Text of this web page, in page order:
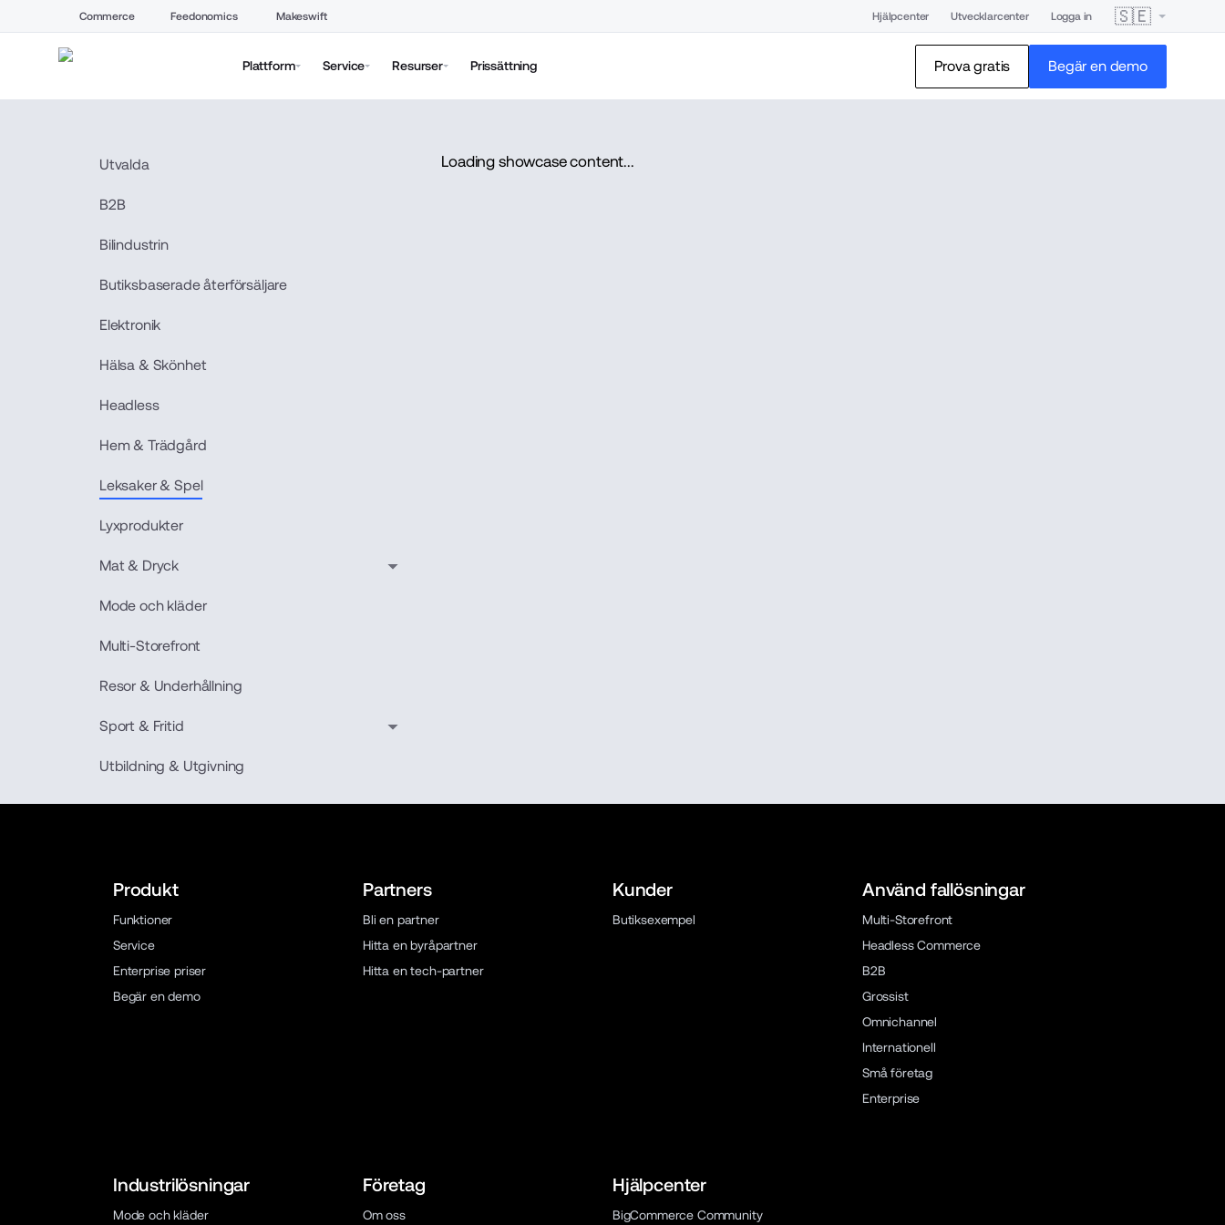
Commerce Feedonomics Makeswift Hjälpcenter Utvecklarcenter Logga in 🇸🇪
Plattform Service Resurser Prissättning Prova gratis Begär en demo
Utvalda
B2B
Bilindustrin
Butiksbaserade återförsäljare
Elektronik
Hälsa & Skönhet
Headless
Hem & Trädgård
Leksaker & Spel
Lyxprodukter
Mat & Dryck
Mode och kläder
Multi-Storefront
Resor & Underhållning
Sport & Fritid
Utbildning & Utgivning
Loading showcase content...
Produkt
Funktioner
Service
Enterprise priser
Begär en demo
Partners
Bli en partner
Hitta en byråpartner
Hitta en tech-partner
Kunder
Butiksexempel
Använd fallösningar
Multi-Storefront
Headless Commerce
B2B
Grossist
Omnichannel
Internationell
Små företag
Enterprise
Industrilösningar
Mode och kläder
Företag
Om oss
Hjälpcenter
BigCommerce Community